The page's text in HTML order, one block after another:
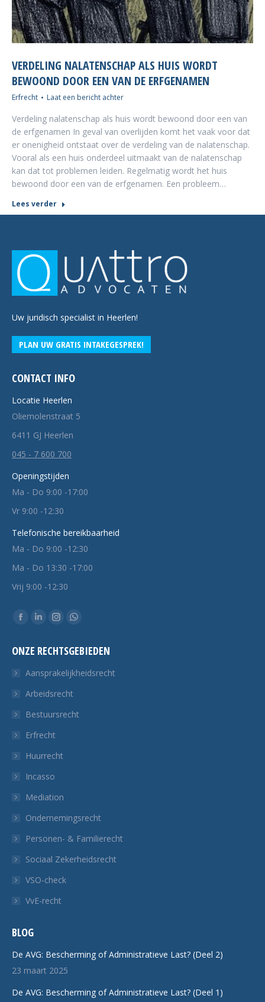
VERDELING NALATENSCHAP ALS HUIS WORDT
BEWOOND DOOR EEN VAN DE ERFGENAMEN
Erfrecht Laat een bericht achter
Verdeling nalatenschap als huis wordt bewoond door een van
de erfgenamen In geval van overlijden komt het vaak voor dat
er onenigheid ontstaat over de verdeling van de nalatenschap.
Vooral als een huis onderdeel uitmaakt van de nalatenschap
kan dat tot problemen leiden. Regelmatig wordt het huis
bewoond door een van de erfgenamen. Een probleem…
Lees verder
Uw juridisch specialist in Heerlen!
PLAN UW GRATIS INTAKEGESPREK!
CONTACT INFO
Locatie Heerlen
Oliemolenstraat 5
6411 GJ Heerlen
045 - 7 600 700
Openingstijden
Ma - Do 9:00 -17:00
Vr 9:00 -12:30
Telefonische bereikbaarheid
Ma - Do 9:00 -12:30
Ma - Do 13:30 -17:00
Vrij 9:00 -12:30
Vind ons op:
Facebook
opent
nieuw
tabblad
Linkedin
opent
in
nieuw
tabblad
Instagram
opent
in
nieuw
tabblad
Whatsapp
opent
in
tabblad
ONZE RECHTSGEBIEDEN
Aansprakelijkheidsrecht
Arbeidsrecht
Bestuursrecht
Erfrecht
Huurrecht
Incasso
Mediation
Ondernemingsrecht
Personen- & Familierecht
Sociaal Zekerheidsrecht
VSO-check
VvE-recht
BLOG
De AVG: Bescherming of Administratieve Last? (Deel 2)
23 maart 2025
De AVG: Bescherming of Administratieve Last? (Deel 1)